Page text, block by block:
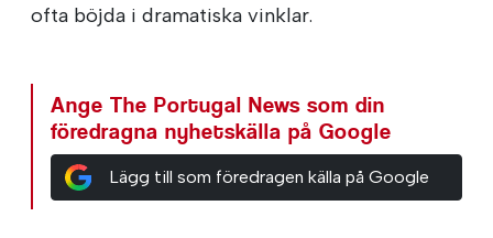
ofta böjda i dramatiska vinklar.
Ange The Portugal News som din
föredragna nyhetskälla på Google
Lägg till som föredragen källa på Google